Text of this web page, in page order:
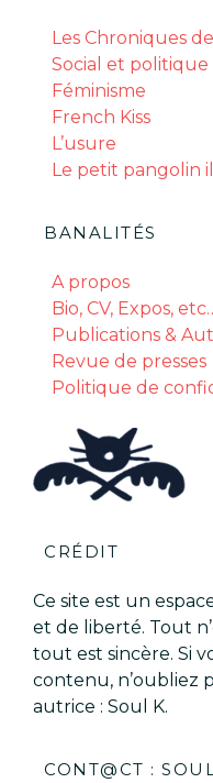
Les Chroniques
Social et politique
Féminisme
French Kiss
L’usure
Le petit pangolin
BANALITÉS
A propos
Bio, CV, Expos,
Publications &
Revue de presses
Politique de
CRÉDIT
Ce site est un
et de liberté. Tout
tout est sincère. Si
contenu, n’oubliez
autrice : Soul K.
CONT@CT :